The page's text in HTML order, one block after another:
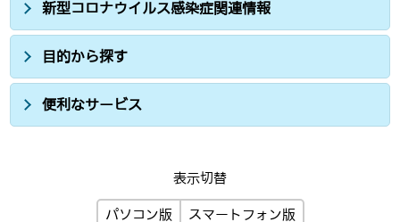
新型コロナウイルス感染症関連情報
目的から探す
便利なサービス
表示切替
パソコン版 スマートフォン版